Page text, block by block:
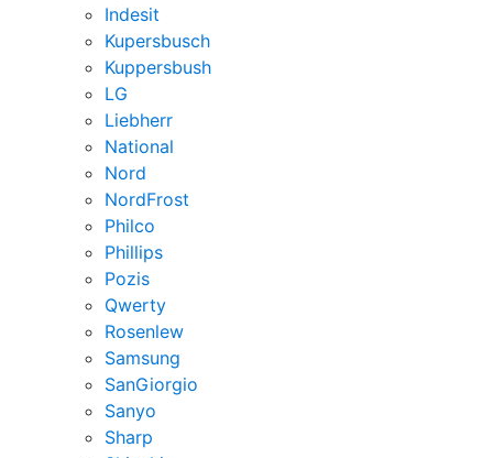
Indesit
Kupersbusch
Kuppersbush
LG
Liebherr
National
Nord
NordFrost
Philco
Phillips
Pozis
Qwerty
Rosenlew
Samsung
SanGiorgio
Sanyo
Sharp